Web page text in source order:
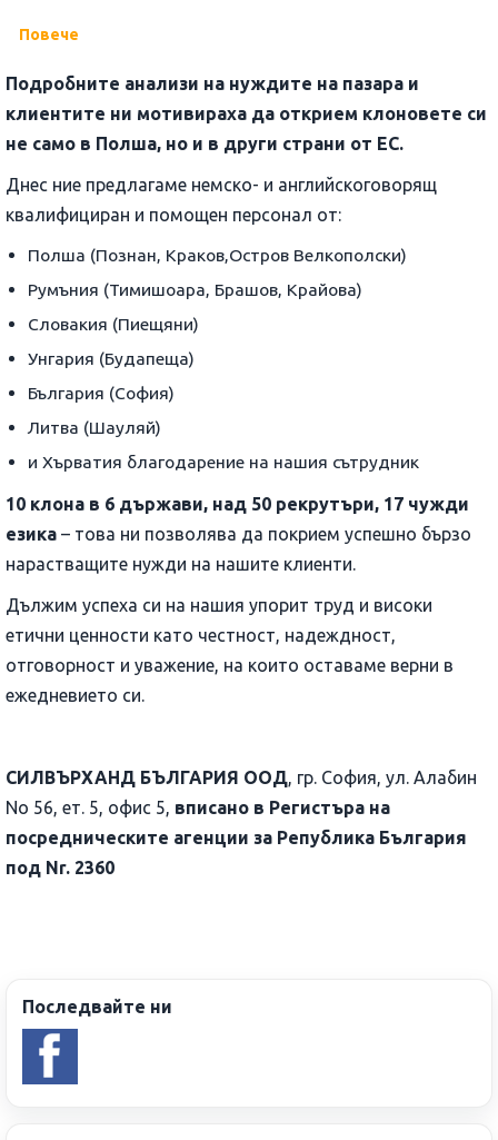
целеустременост и широк кръгозор, ние имаме
оптимален ресурс и сме решени да овладеем успешно
настоящите и бъдещите предизвикателства, с които
интернационализация.
Повече
Подробните анализи на нуждите на пазара и
клиентите ни мотивираха да открием клоновете си
не само в Полша, но и в други страни от ЕС.
Днес ние предлагаме немско- и английскоговорящ
квалифициран и помощен персонал от:
Полша (Познан, Краков,Остров Велкополски)
Румъния (Тимишоара, Брашов, Крайова)
Словакия (Пиещяни)
Унгария (Будапеща)
България (София)
Литва (Шауляй)
и Хърватия благодарение на нашия сътрудник
10 клона в 6 държави, над 50 рекрутъри, 17 чужди
езика – това ни позволява да покрием успешно бързо
нарастващите нужди на нашите клиенти.
Дължим успеха си на нашия упорит труд и високи
етични ценности като честност, надеждност,
отговорност и уважение, на които оставаме верни в
ежедневието си.
СИЛВЪРХАНД БЪЛГАРИЯ ООД, гр. София, ул. Алабин
No 56, ет. 5, офис 5, вписано в Регистъра на
посредническите агенции за Република България
под Nr. 2360
Последвайте ни